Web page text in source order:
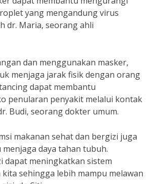
yang mengandung virus
dr. Maria, seorang ahli
dan menggunakan masker,
menjaga jarak fisik dengan orang
dapat membantu
penularan penyakit melalui kontak
Budi, seorang dokter umum.
makanan sehat dan bergizi juga
daya tahan tubuh.
dapat meningkatkan sistem
sehingga lebih mampu melawan